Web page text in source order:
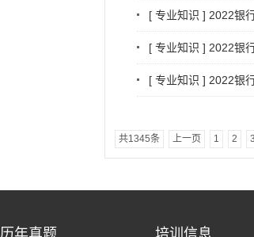
[ 专业知识 ] 2022银
[ 专业知识 ] 2022银
[ 专业知识 ] 2022银
共1345条 上一页 1 2 3